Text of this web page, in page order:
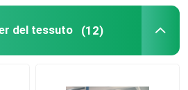
del tessuto (12)